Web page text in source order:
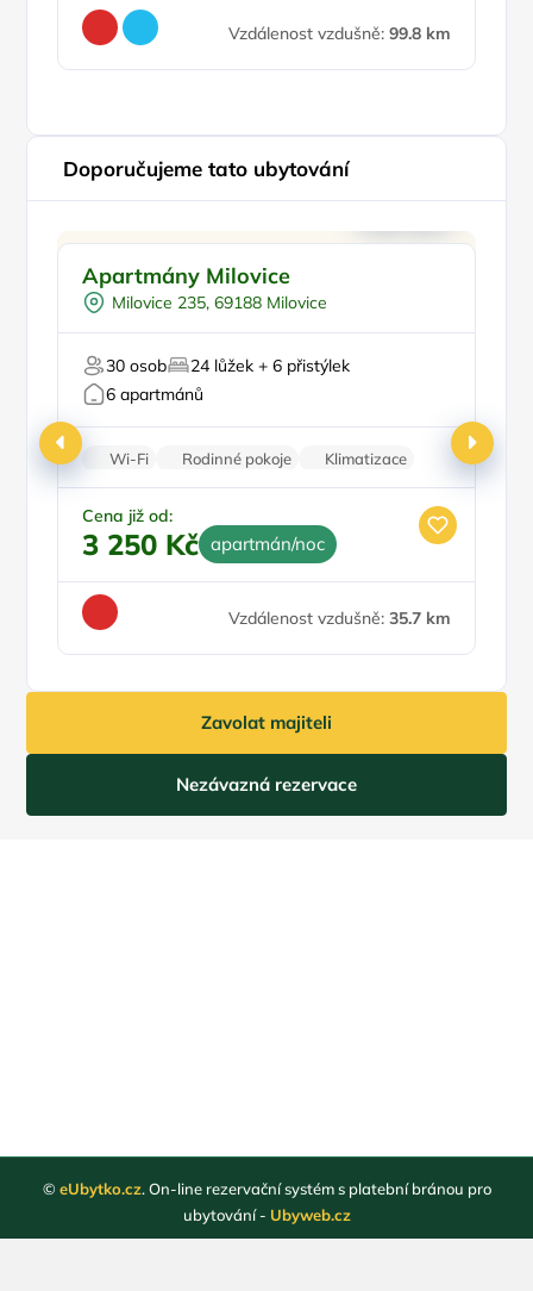
Vzdálenost vzdušně: 99.8 km
Doporučujeme tato ubytování
Venkovní bazén
Pro skupiny
Pro cyklisty
Pro milovníky vína
Apartmány Milovice
Milovice 235, 69188 Milovice
30 osob
24 lůžek + 6 přistýlek
6 apartmánů
Wi-Fi Rodinné pokoje
Klimatizace
Vinotéka
Kamerový systém
Cena již od:
3 250 Kč apartmán/noc
Vzdálenost vzdušně: 35.7 km
Zavolat majiteli
Nezávazná rezervace
© eUbytko.cz. On-line rezervační systém s platební bránou pro
ubytování - Ubyweb.cz